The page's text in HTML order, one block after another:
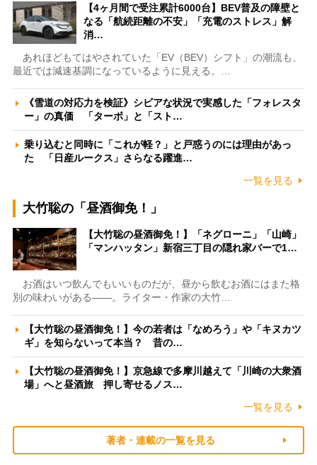
【4ヶ月間で受注累計6000台】BEV普及の障壁と
なる「航続距離の不安」「充電のストレス」解
消…
あれほどもてはやされていた「EV（BEV）シフト」の潮流も、
最近では減速基調になっているように見える。…
《雪道の対応力を検証》シビアな状況で実感した「フォレスタ
ー」の真価 「ターボ」と「スト…
乗り込むと同時に「これが軽？」と戸惑うのには理由があっ
た 「日産ルークス」さらなる躍進…
一覧を見る
大竹聡の「昼酒御免！」
【大竹聡の昼酒御免！】「ネグローニ」「山崎」
「マンハッタン」新宿三丁目の隠れ家バーで1…
お酒はいつ飲んでもいいものだが、昼から飲むお酒にはまた格
別の味わいがある――。ライター・作家の大竹…
【大竹聡の昼酒御免！】今の若者は「なめろう」や「キヌカツ
ギ」を知らないって本当？ 昔の…
【大竹聡の昼酒御免！】京急線で多摩川越えて「川崎の大衆酒
場」へと昼酒旅 押し寄せるノス…
一覧を見る
著者・連載の一覧を見る